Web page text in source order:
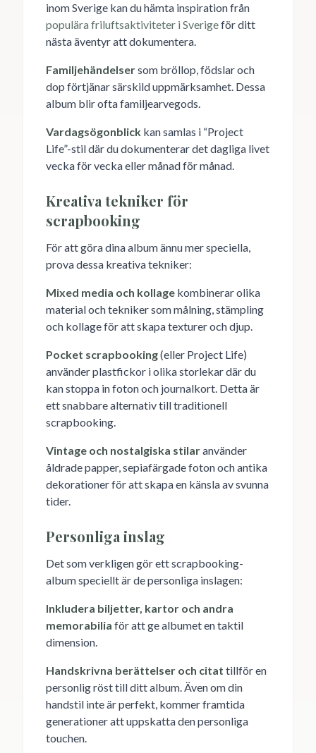
inom Sverige kan du hämta inspiration från
populära friluftsaktiviteter i Sverigeför ditt
nästa äventyr att dokumentera.
Familjehändelsersom bröllop, födslar och
dop förtjänar särskild uppmärksamhet. Dessa
album blir ofta familjearvegods.
Vardagsögonblick kan samlas i “Project
Life”-stil där du dokumenterar det dagliga livet
vecka för vecka eller månad för månad.
Kreativa tekniker för
scrapbooking
För att göra dina album ännu mer speciella,
prova dessa kreativa tekniker:
Mixed media och kollage kombinerar olika
material och tekniker som målning, stämpling
och kollage för att skapa texturer och djup.
Pocket scrapbooking(eller Project Life)
använder plastfickor i olika storlekar där du
kan stoppa in foton och journalkort. Detta är
ett snabbare alternativ till traditionell
scrapbooking.
Vintage och nostalgiska stilaranvänder
åldrade papper, sepiafärgade foton och antika
dekorationer för att skapa en känsla av svunna
tider.
Personliga inslag
Det som verkligen gör ett scrapbooking-
album speciellt är de personliga inslagen:
Inkludera biljetter, kartor och andra
memorabilia för att ge albumet en taktil
dimension.
Handskrivna berättelser och citat tillför en
personlig röst till ditt album. Även om din
handstil inte är perfekt, kommer framtida
generationer att uppskatta den personliga
touchen.